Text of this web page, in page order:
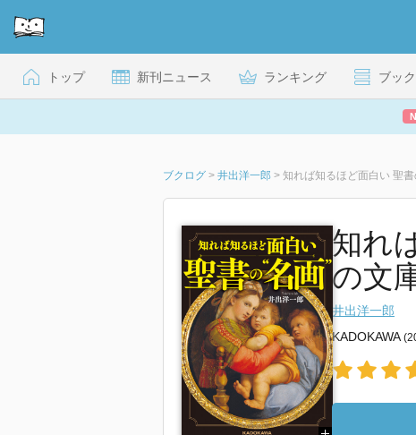
トップ 新刊ニュース ランキング ブッ
ブクログ > 井出洋一郎 > 知れば知るほど面白い 聖書
知れ
の文
井出洋一郎
KADOKAWA